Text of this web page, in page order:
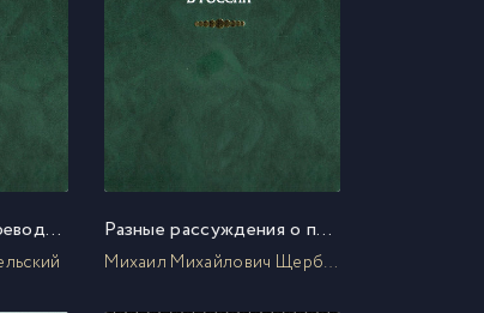
Предисловие к переводу книги Мозера «Государь и министр» Разные рассуждения о правлении
Михаил Михайлович Щербатов